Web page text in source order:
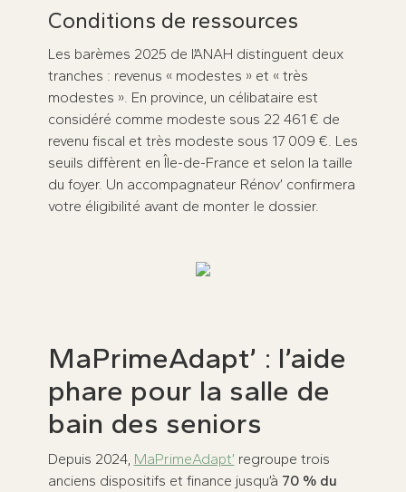
Conditions de ressources
Les barèmes 2025 de l’ANAH distinguent deux
tranches : revenus « modestes » et « très
modestes ». En province, un célibataire est
considéré comme modeste sous 22 461 € de
revenu fiscal et très modeste sous 17 009 €. Les
seuils diffèrent en Île-de-France et selon la taille
du foyer. Un accompagnateur Rénov’ confirmera
votre éligibilité avant de monter le dossier.
MaPrimeAdapt’ : l’aide
phare pour la salle de
bain des seniors
Depuis 2024, MaPrimeAdapt’ regroupe trois
anciens dispositifs et finance jusqu’à 70 % du